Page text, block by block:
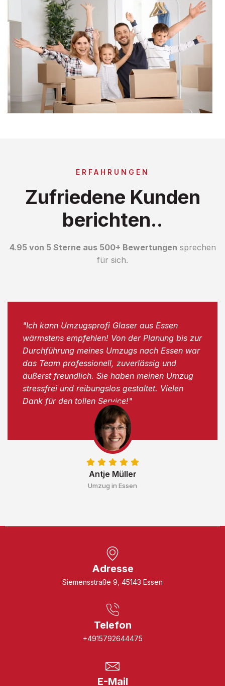
ERFAHRUNGEN
Zufriedene Kunden
berichten..
4.95 von 5 Sterne aus 500+ Bewertungen sprechen
für sich.
Antje Müller
Umzug in Essen
"Ich kann Umzugsprofi Glaser aus Essen
wärmstens empfehlen! Von der Planung bis zur
Durchführung meines Umzugs nach Essen war
das Team professionell, zuverlässig und
äußerst freundlich. Sie haben meinen Umzug
stressfrei und reibungslos gestaltet. Vielen
Dank für den tollen Service!"
Adresse
Siemensstraße 9, 45143 Essen
Telefon
+4915792644475
E-Mail